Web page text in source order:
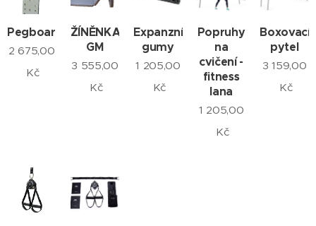
Pegboard
2 675,00
Kč
ŽÍNĚNKA
GM
3 555,00
Kč
Expanzní
gumy
1 205,00
Kč
Popruhy
na
cvičení -
fitness
lana
1 205,00
Kč
Boxovací
pytel
3 159,00
Kč